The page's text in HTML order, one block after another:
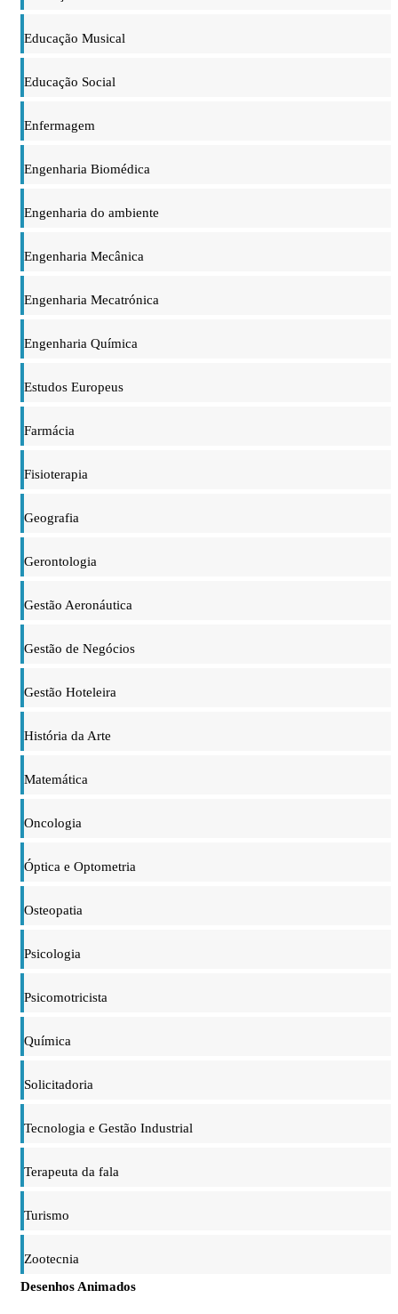
Educação Musical
Educação Social
Enfermagem
Engenharia Biomédica
Engenharia do ambiente
Engenharia Mecânica
Engenharia Mecatrónica
Engenharia Química
Estudos Europeus
Farmácia
Fisioterapia
Geografia
Gerontologia
Gestão Aeronáutica
Gestão de Negócios
Gestão Hoteleira
História da Arte
Matemática
Oncologia
Óptica e Optometria
Osteopatia
Psicologia
Psicomotricista
Química
Solicitadoria
Tecnologia e Gestão Industrial
Terapeuta da fala
Turismo
Zootecnia
Desenhos Animados